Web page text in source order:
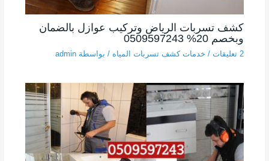
كشف تسربات الرياض وتركيب عوازل بالضمان
وبخصم 20% 0509597243
2 تعليقات / خدمات كشف تسربات المياه / بواسطة admin